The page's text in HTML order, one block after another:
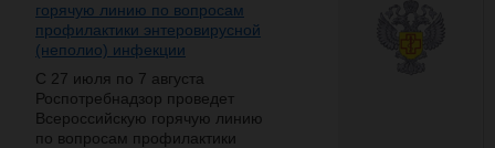
горячую линию по вопросам
профилактики энтеровирусной
(неполио) инфекции
С 27 июля по 7 августа
Роспотребнадзор проведет
Всероссийскую горячую линию
по вопросам профилактики